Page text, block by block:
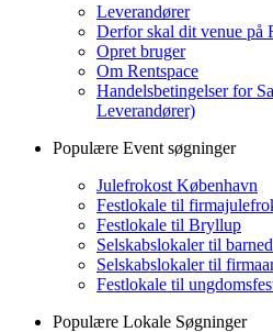
Leverandører
Derfor skal dit venue på
Opret bruger
Om Rentspace
Handelsbetingelser for
Leverandører)
Populære Event søgninger
Julefrokost København
Festlokale til
Festlokale til Bryllup
Selskabslokaler til
Selskabslokaler til
Festlokale til
Populære Lokale Søgninger